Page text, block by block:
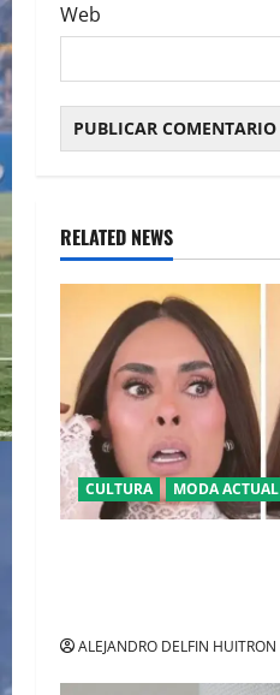
Web
RELATED NEWS
CULTURA MODA ACTUAL
ALEJANDRO DELFIN HUITRON